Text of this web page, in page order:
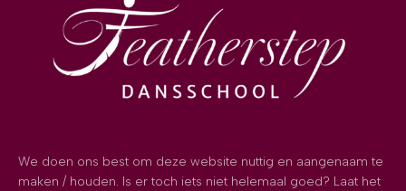
We doen ons best om deze website nuttig en aangenaam te
maken / houden. Is er toch iets niet helemaal goed? Laat het